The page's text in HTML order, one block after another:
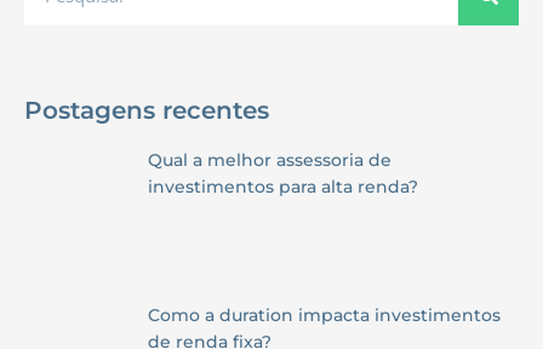
Postagens recentes
Qual a melhor assessoria de
investimentos para alta renda?
Como a duration impacta investimentos
de renda fixa?